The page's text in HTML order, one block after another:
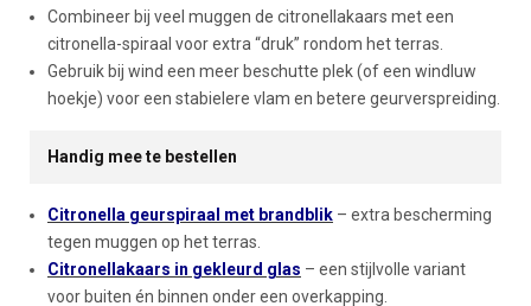
Combineer bij veel muggen de citronellakaars met een
citronella-spiraal voor extra “druk” rondom het terras.
Gebruik bij wind een meer beschutte plek (of een windluw
hoekje) voor een stabielere vlam en betere geurverspreiding.
Handig mee te bestellen
Citronella geurspiraal met brandblik – extra bescherming
tegen muggen op het terras.
Citronellakaars in gekleurd glas – een stijlvolle variant
voor buiten én binnen onder een overkapping.